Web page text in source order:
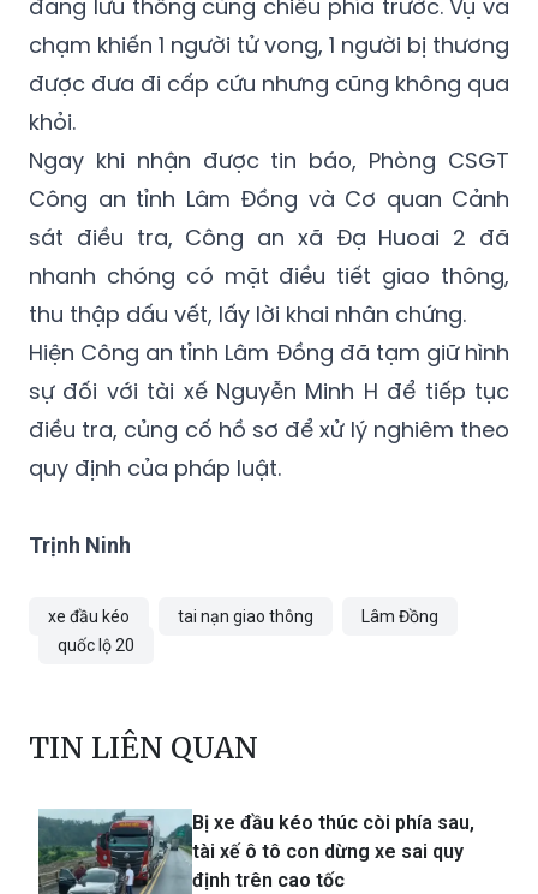
được đưa đi cấp cứu nhưng cũng không qua
khỏi.
Ngay khi nhận được tin báo, Phòng CSGT
Công an tỉnh Lâm Đồng và Cơ quan Cảnh
sát điều tra, Công an xã Đạ Huoai 2 đã
nhanh chóng có mặt điều tiết giao thông,
thu thập dấu vết, lấy lời khai nhân chứng.
Hiện Công an tỉnh Lâm Đồng đã tạm giữ hình
sự đối với tài xế Nguyễn Minh H để tiếp tục
điều tra, củng cố hồ sơ để xử lý nghiêm theo
quy định của pháp luật.
Trịnh Ninh
xe đầu kéo
Bị xe đầu kéo thúc còi phía sau,
định trên cao tốc